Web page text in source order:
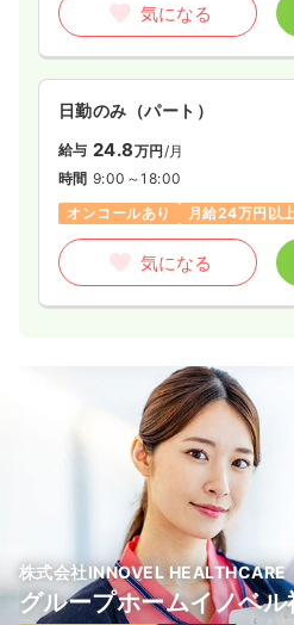
気になる
日勤のみ（パート）
給与 24.8万円/月
時間 9:00～18:00
オンコールあり
月給24万円以
気になる
株式会社INNOVEL HEALTHCARE
グループホームイノベル